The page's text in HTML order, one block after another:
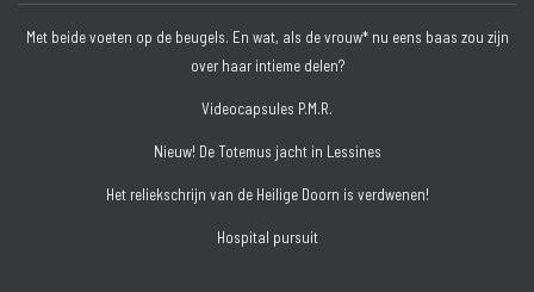
Met beide voeten op de beugels. En wat, als de vrouw* nu eens baas zou zijn
over haar intieme delen?
Videocapsules P.M.R.
Nieuw! De Totemus jacht in Lessines
Het reliekschrijn van de Heilige Doorn is verdwenen!
Hospital pursuit